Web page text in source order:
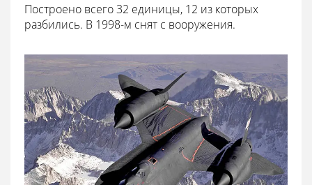
Построено всего 32 единицы, 12 из которых
разбились. В 1998-м снят с вооружения.